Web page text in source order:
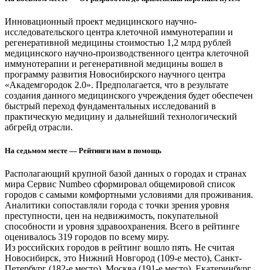
Инновационный проект медицинского научно-
исследовательского центра клеточной иммунотерапии и
регенеративной медицины стоимостью 1,2 млрд рублей
медицинского научно-производственного центра клеточной
иммунотерапии и регенеративной медицины вошел в
программу развития Новосибирского научного центра
«Академгородок 2.0». Предполагается, что в результате
создания данного медицинского учреждения будет обеспечен
быстрый переход фундаментальных исследований в
практическую медицину и дальнейший технологический
абгрейд отрасли.
На седьмом месте — Рейтинги нам в помощь
Располагающий крупной базой данных о городах и странах
мира Сервис Numbeo сформировал общемировой список
городов с самыми комфортными условиями для проживания.
Аналитики сопоставляли города с точки зрения уровня
преступности, цен на недвижимость, покупательной
способности и уровня здравоохранения. Всего в рейтинге
оценивалось 319 городов по всему миру.
Из российских городов в рейтинг вошло пять. Не считая
Новосибирск, это Нижний Новгород (109-е место), Санкт-